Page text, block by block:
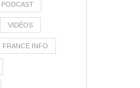
PODCAST
VIDÉOS
FRANCE INFO